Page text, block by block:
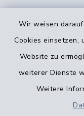
Wir weisen
Cookies einsetzen,
Website zu
weiterer Dienste
Weitere